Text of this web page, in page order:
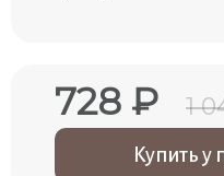
728 ₽ 1
Купить у